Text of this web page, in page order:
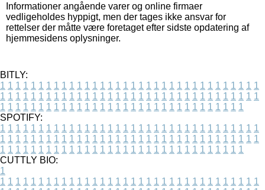
Informationer angående varer og online firmaer
vedligeholdes hyppigt, men der tages ikke ansvar for
rettelser der måtte være foretaget efter sidste opdatering af
hjemmesidens oplysninger.
BITLY:
1 1 1 1 1 1 1 1 1 1 1 1 1 1 1 1 1 1 1 1 1 1 1 1 1 1 1 1 1 1 1 1 1 1
1 1 1 1 1 1 1 1 1 1 1 1 1 1 1 1 1 1 1 1 1 1 1 1 1 1 1 1 1 1 1 1 1 1
1 1 1 1 1 1 1 1 1 1 1 1 1 1 1 1 1 1 1 1 1 1 1 1 1 1 1 1 1 1 1 1
SPOTIFY:
1 1 1 1 1 1 1 1 1 1 1 1 1 1 1 1 1 1 1 1 1 1 1 1 1 1 1 1 1 1 1 1 1 1
1 1 1 1 1 1 1 1 1 1 1 1 1 1 1 1 1 1 1 1 1 1 1 1 1 1 1 1 1 1 1 1 1 1
1 1 1 1 1 1 1 1 1 1 1 1 1 1 1 1 1 1 1 1 1 1 1 1 1 1 1 1 1 1 1 1
CUTTLY BIO:
1
1 1 1 1 1 1 1 1 1 1 1 1 1 1 1 1 1 1 1 1 1 1 1 1 1 1 1 1 1 1 1 1 1 1